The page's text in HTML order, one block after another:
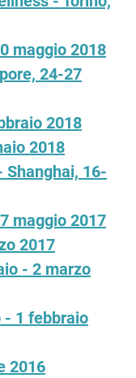
maggio 2018
24-27
2018
2018
Shanghai, 16-
maggio 2017
2017
- 2 marzo
- 1 febbraio
2016